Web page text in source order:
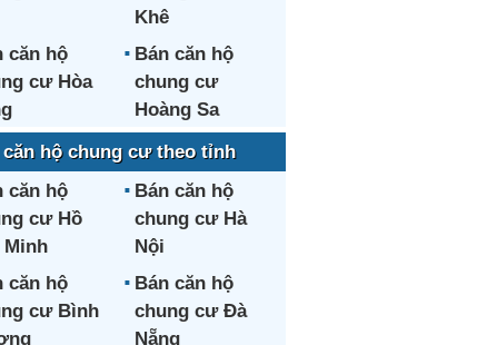
Khê
căn hộ
cư Hòa
Bán căn hộ
chung cư
Hoàng Sa
căn hộ chung cư theo tỉnh
căn hộ
cư Hồ
Minh
Bán căn hộ
chung cư Hà
Nội
căn hộ
cư Bình
Bán căn hộ
chung cư Đà
Nẵng